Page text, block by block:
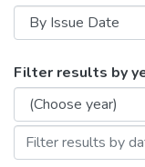
Browsing
Filter results by